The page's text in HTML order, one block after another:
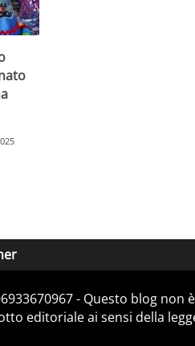
- Questo blog non
editoriale ai sensi della